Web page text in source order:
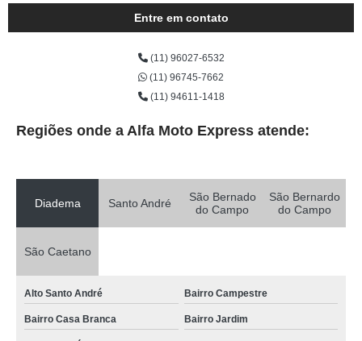
Entre em contato
(11) 96027-6532
(11) 96745-7662
(11) 94611-1418
Regiões onde a Alfa Moto Express atende:
Diadema Santo André
São Bernado
do Campo
São Bernardo
do Campo
São Caetano
Alto Santo André Bairro Campestre
Bairro Casa Branca Bairro Jardim